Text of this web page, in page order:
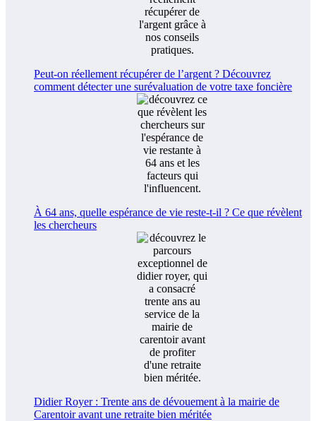
Peut-on réellement récupérer de l’argent ? Découvrez
comment détecter une surévaluation de votre taxe foncière
À 64 ans, quelle espérance de vie reste-t-il ? Ce que révèlent
les chercheurs
Didier Royer : Trente ans de dévouement à la mairie de
Carentoir avant une retraite bien méritée